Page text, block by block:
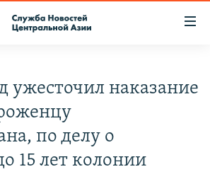
ужесточил наказание
по делу о
15 лет колонии